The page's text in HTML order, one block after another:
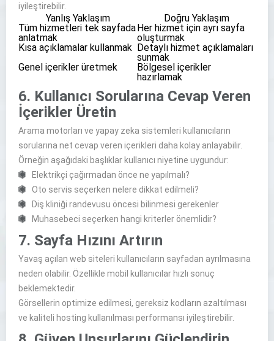
iyileştirebilir.
Yanlış Yaklaşım
Doğru Yaklaşım
Tüm hizmetleri tek sayfada
anlatmak
Her hizmet için ayrı sayfa
oluşturmak
Kısa açıklamalar kullanmak Detaylı hizmet açıklamaları
sunmak
Genel içerikler üretmek
Bölgesel içerikler
hazırlamak
6. Kullanıcı Sorularına Cevap Veren
İçerikler Üretin
Arama motorları ve yapay zeka sistemleri kullanıcıların
sorularına net cevap veren içerikleri daha kolay anlayabilir.
Örneğin aşağıdaki başlıklar kullanıcı niyetine uygundur:
Elektrikçi çağırmadan önce ne yapılmalı?
Oto servis seçerken nelere dikkat edilmeli?
Diş kliniği randevusu öncesi bilinmesi gerekenler
Muhasebeci seçerken hangi kriterler önemlidir?
7. Sayfa Hızını Artırın
Yavaş açılan web siteleri kullanıcıların sayfadan ayrılmasına
neden olabilir. Özellikle mobil kullanıcılar hızlı sonuç
beklemektedir.
Görsellerin optimize edilmesi, gereksiz kodların azaltılması
ve kaliteli hosting kullanılması performansı iyileştirebilir.